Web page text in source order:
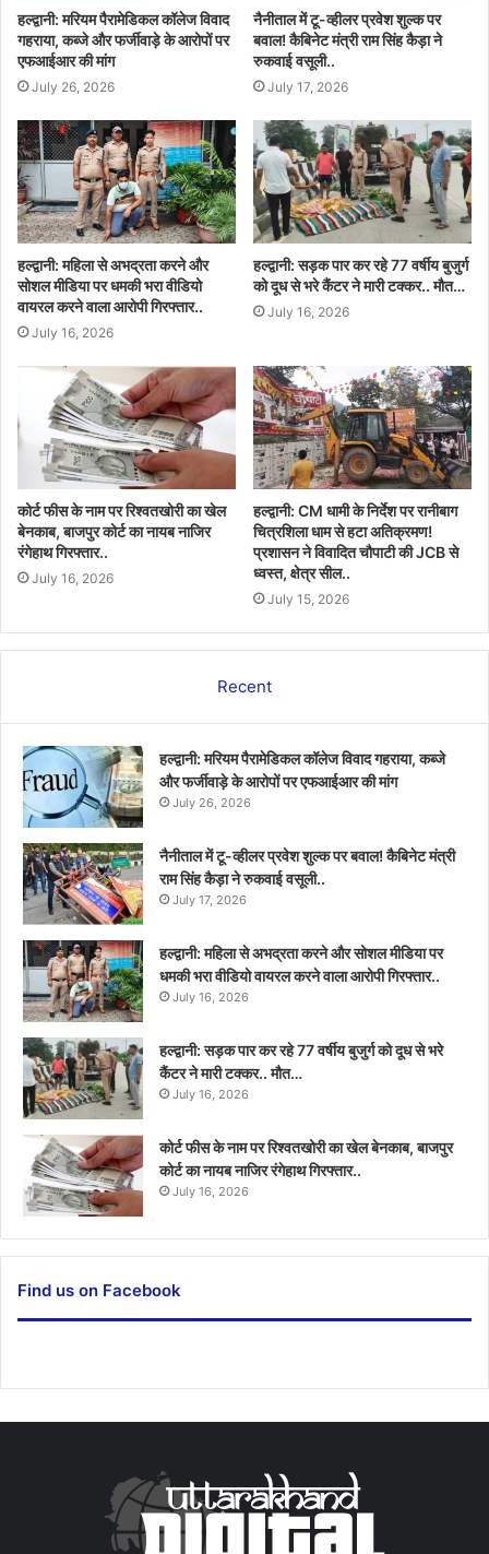
हल्द्वानी: मरियम पैरामेडिकल कॉलेज विवाद
गहराया, कब्जे और फर्जीवाड़े के आरोपों पर
एफआईआर की मांग
July 26, 2026
नैनीताल में टू-व्हीलर प्रवेश शुल्क पर
बवाल! कैबिनेट मंत्री राम सिंह कैड़ा ने
रुकवाई वसूली..
July 17, 2026
हल्द्वानी: महिला से अभद्रता करने और
सोशल मीडिया पर धमकी भरा वीडियो
वायरल करने वाला आरोपी गिरफ्तार..
July 16, 2026
हल्द्वानी: सड़क पार कर रहे 77 वर्षीय बुजुर्ग
को दूध से भरे कैंटर ने मारी टक्कर.. मौत…
July 16, 2026
कोर्ट फीस के नाम पर रिश्वतखोरी का खेल
बेनकाब, बाजपुर कोर्ट का नायब नाजिर
रंगेहाथ गिरफ्तार..
July 16, 2026
हल्द्वानी: CM धामी के निर्देश पर रानीबाग
चित्रशिला धाम से हटा अतिक्रमण!
प्रशासन ने विवादित चौपाटी की JCB से
ध्वस्त, क्षेत्र सील..
July 15, 2026
Recent
हल्द्वानी: मरियम पैरामेडिकल कॉलेज विवाद गहराया, कब्जे
और फर्जीवाड़े के आरोपों पर एफआईआर की मांग
July 26, 2026
नैनीताल में टू-व्हीलर प्रवेश शुल्क पर बवाल! कैबिनेट मंत्री
राम सिंह कैड़ा ने रुकवाई वसूली..
July 17, 2026
हल्द्वानी: महिला से अभद्रता करने और सोशल मीडिया पर
धमकी भरा वीडियो वायरल करने वाला आरोपी गिरफ्तार..
July 16, 2026
हल्द्वानी: सड़क पार कर रहे 77 वर्षीय बुजुर्ग को दूध से भरे
कैंटर ने मारी टक्कर.. मौत…
July 16, 2026
कोर्ट फीस के नाम पर रिश्वतखोरी का खेल बेनकाब, बाजपुर
कोर्ट का नायब नाजिर रंगेहाथ गिरफ्तार..
July 16, 2026
Find us on Facebook